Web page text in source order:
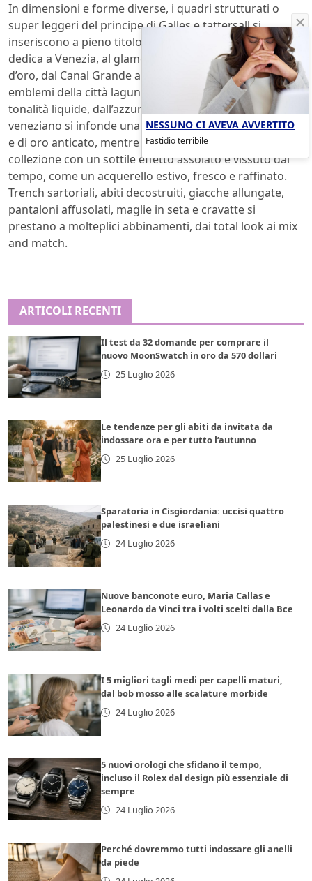
In dimensioni e forme diverse, i quadri strutturati o
super leggeri del principe di Galles e tattersall si
inseriscono a pieno titolo nell’omaggio che Pal Zileri
dedica a Venezia, al glamour e alla gloria dei suoi anni
d’oro, dal Canal Grande al Lido. I colori diventano gli
emblemi della città lagunare. Il blu domina con le sue
tonalità liquide, dall’azzurro all’indaco. Nel rosso
veneziano si infonde una nuance di arancio al tramonto
e di oro anticato, mentre il grigio laguna percorre la
collezione con un sottile effetto assolato e vissuto dal
tempo, come un acquerello estivo, fresco e raffinato.
Trench sartoriali, abiti decostruiti, giacche allungate,
pantaloni affusolati, maglie in seta e cravatte si
prestano a molteplici abbinamenti, dai total look ai mix
and match.
ARTICOLI RECENTI
Il test da 32 domande per comprare il
nuovo MoonSwatch in oro da 570 dollari
25 Luglio 2026
Le tendenze per gli abiti da invitata da
indossare ora e per tutto l’autunno
25 Luglio 2026
Sparatoria in Cisgiordania: uccisi quattro
palestinesi e due israeliani
24 Luglio 2026
Nuove banconote euro, Maria Callas e
Leonardo da Vinci tra i volti scelti dalla Bce
24 Luglio 2026
I 5 migliori tagli medi per capelli maturi,
dal bob mosso alle scalature morbide
24 Luglio 2026
5 nuovi orologi che sfidano il tempo,
incluso il Rolex dal design più essenziale di
sempre
24 Luglio 2026
Perché dovremmo tutti indossare gli anelli
da piede
NESSUNO CI AVEVA AVVERTITO
Fastidio terribile